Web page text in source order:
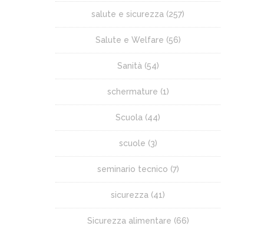
salute e sicurezza (257)
Salute e Welfare (56)
Sanità (54)
schermature (1)
Scuola (44)
scuole (3)
seminario tecnico (7)
sicurezza (41)
Sicurezza alimentare (66)